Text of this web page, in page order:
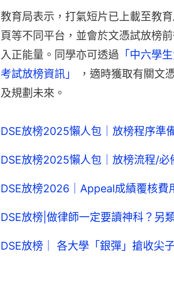
教育局表示，打氣短片已上載至教
頁等不同平台，並會於文憑試放榜
入正能量。同學亦可透過 「中六學
考試放榜資訊」
，適時獲取有關文
及規劃未來。
DSE放榜2025懶人包｜放榜程序準
DSE放榜2025懶人包｜放榜流程/
DSE放榜2026｜Appeal成績覆核
DSE放榜|做律師一定要讀神科？另
DSE放榜｜ 各大學「銀彈」搶收